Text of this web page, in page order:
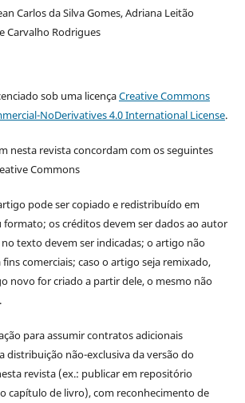
Carlos da Silva Gomes, Adriana Leitão
Carvalho Rodrigues
sob uma licençaCreative Commons
NoDerivatives 4.0 International License.
nesta revista concordam com os seguintes
Commons
pode ser copiado e redistribuído em
os créditos devem ser dados ao autor
texto devem ser indicadas; o artigo não
comerciais; caso o artigo seja remixado,
novo for criado a partir dele, o mesmo não
para assumir contratos adicionais
distribuição não-exclusiva da versão do
revista (ex.: publicar em repositório
capítulo de livro), com reconhecimento de